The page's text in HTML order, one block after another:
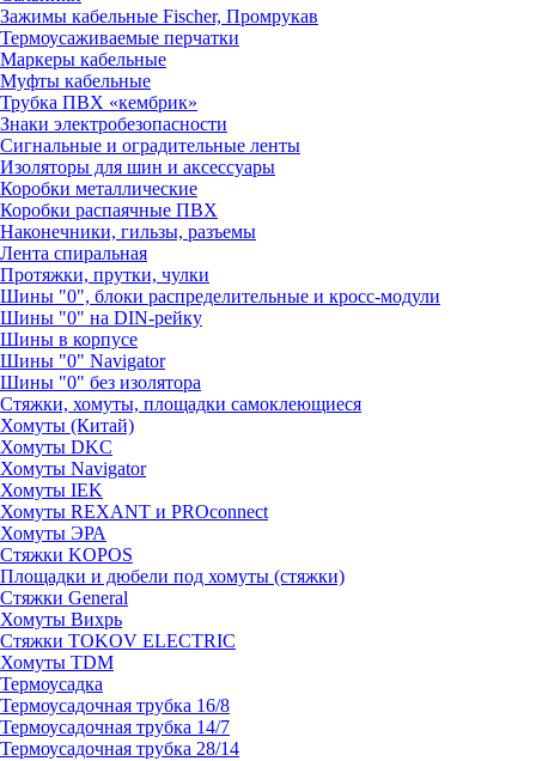
Зажимы кабельные Fischer, Промрукав
Термоусаживаемые перчатки
Маркеры кабельные
Муфты кабельные
Трубка ПВХ «кембрик»
Знаки электробезопасности
Сигнальные и оградительные ленты
Изоляторы для шин и аксессуары
Коробки металлические
Коробки распаячные ПВХ
Наконечники, гильзы, разъемы
Лента спиральная
Протяжки, прутки, чулки
Шины "0", блоки распределительные и кросс-модули
Шины "0" на DIN-рейку
Шины в корпусе
Шины "0" Navigator
Шины "0" без изолятора
Стяжки, хомуты, площадки самоклеющиеся
Хомуты (Китай)
Хомуты DKC
Хомуты Navigator
Хомуты IEK
Хомуты REXANT и PROconnect
Хомуты ЭРА
Стяжки KOPOS
Площадки и дюбели под хомуты (стяжки)
Стяжки General
Хомуты Вихрь
Стяжки TOKOV ELECTRIC
Хомуты TDM
Термоусадка
Термоусадочная трубка 16/8
Термоусадочная трубка 14/7
Термоусадочная трубка 28/14